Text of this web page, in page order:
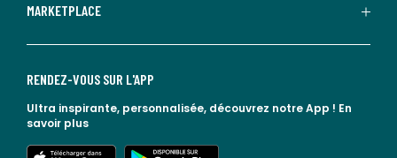
MARKETPLACE
RENDEZ-VOUS SUR L'APP
Ultra inspirante, personnalisée, découvrez notre App ! En
savoir plus
lien vers l'app store
lien vers google play